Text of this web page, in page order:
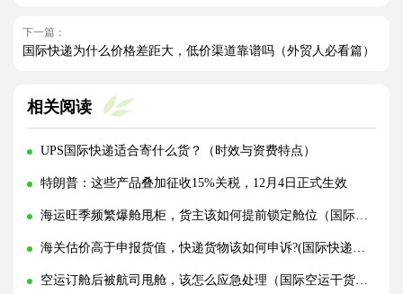
下一篇：
国际快递为什么价格差距大，低价渠道靠谱吗（外贸人必看篇）
相关阅读
UPS国际快递适合寄什么货？（时效与资费特点）
特朗普：这些产品叠加征收15%关税，12月4日正式生效
海运旺季频繁爆舱甩柜，货主该如何提前锁定舱位（国际海运干货知识分享）
海关估价高于申报货值，快递货物该如何申诉?(国际快递干货知识分享)
空运订舱后被航司甩舱，该怎么应急处理（国际空运干货知识分享）